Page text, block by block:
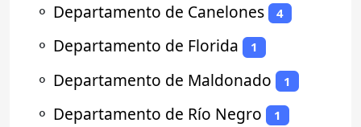
⚬ Departamento de Canelones 4
⚬ Departamento de Florida 1
⚬ Departamento de Maldonado 1
⚬ Departamento de Río Negro 1